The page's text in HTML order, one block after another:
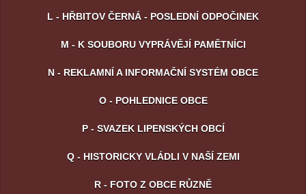
L - HŘBITOV ČERNÁ - POSLEDNÍ ODPOČINEK
M - K SOUBORU VYPRÁVĚJÍ PAMĚTNÍCI
N - REKLAMNÍ A INFORMAČNÍ SYSTÉM OBCE
O - POHLEDNICE OBCE
P - SVAZEK LIPENSKÝCH OBCÍ
Q - HISTORICKY VLÁDLI V NAŠÍ ZEMI
R - FOTO Z OBCE RŮZNĚ